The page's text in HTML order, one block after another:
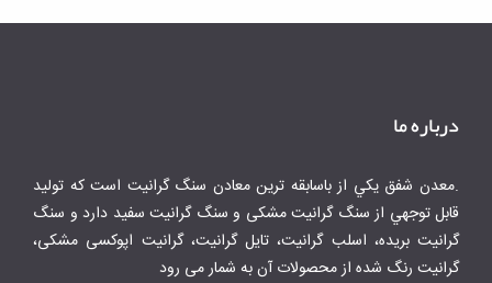
درباره ما
.معدن شفق يكي از باسابقه ترين معادن سنگ گرانيت است كه توليد
قابل توجهي از سنگ گرانیت مشکی و سنگ گرانیت سفید دارد و سنگ
گرانیت بریده، اسلب گرانیت، تایل گرانیت، گرانیت اپوکسی مشکی،
گرانیت رنگ شده از محصولات آن به شمار می رود